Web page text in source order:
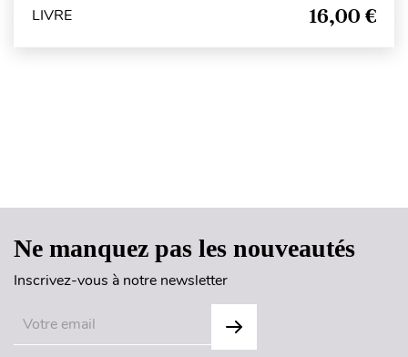
LIVRE 16,00 €
Ne manquez pas les nouveautés
Inscrivez-vous à notre newsletter